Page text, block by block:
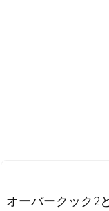
オーバークック2